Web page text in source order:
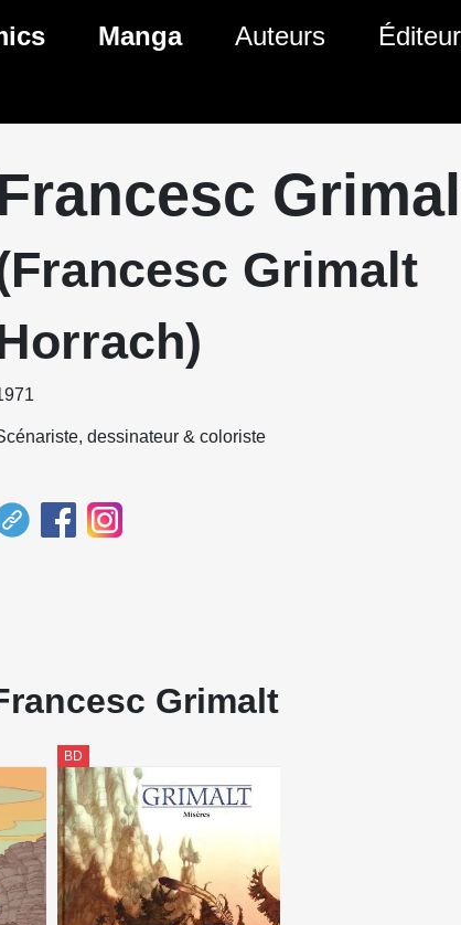
BD
Comics
Manga
Genres Manga
Auteurs
Grimalt
dessinateur & coloriste
Grimalt
BD